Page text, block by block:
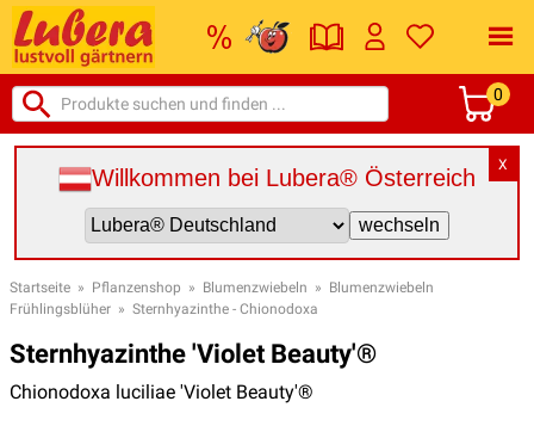
0
X
Willkommen bei Lubera® Österreich
Startseite » Pflanzenshop » Blumenzwiebeln » Blumenzwiebeln
Frühlingsblüher » Sternhyazinthe - Chionodoxa
Sternhyazinthe 'Violet Beauty'®
Chionodoxa luciliae 'Violet Beauty'®